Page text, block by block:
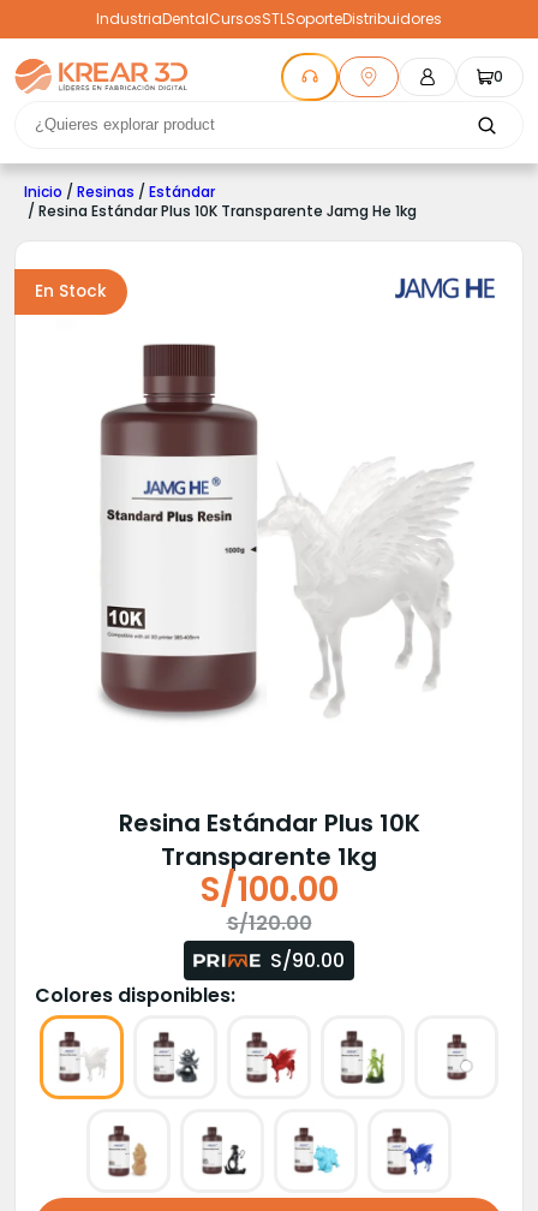
IndustriaDentalCursosSTLSoporteDistribuidores
0
Inicio / Resinas / Estándar
/ Resina Estándar Plus 10K Transparente Jamg He 1kg
En Stock
Resina Estándar Plus 10K
Transparente 1kg
S/120.00
original
era:
S/120.00.
S/100.00
actual
es:
S/100.00.
S/90.00
Colores disponibles: